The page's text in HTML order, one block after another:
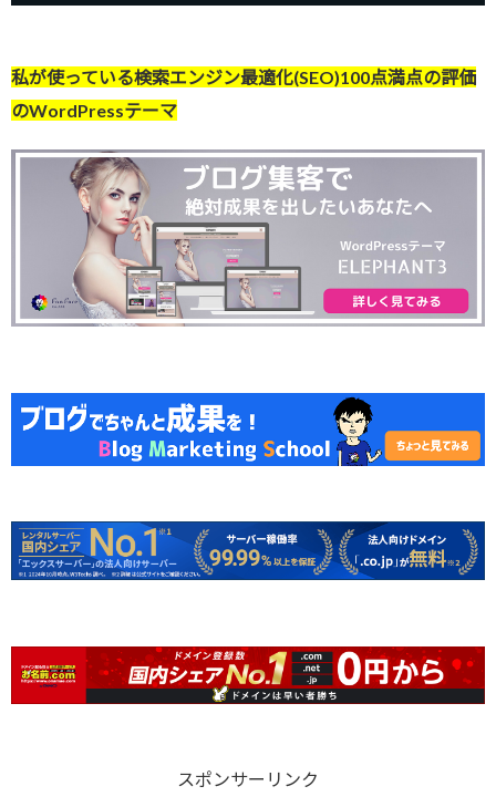
私が使っている検索エンジン最適化(SEO)100点満点の評価
のWordPressテーマ
スポンサーリンク